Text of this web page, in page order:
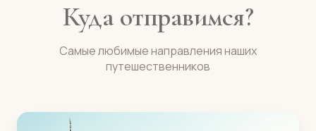
Куда отправимся?
Самые любимые направления наших
путешественников